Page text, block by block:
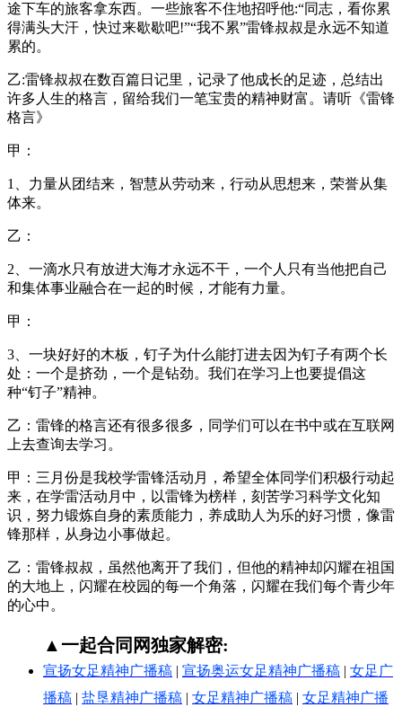
途下车的旅客拿东西。一些旅客不住地招呼他:“同志，看你累
得满头大汗，快过来歇歇吧!”“我不累”雷锋叔叔是永远不知道
累的。
乙:雷锋叔叔在数百篇日记里，记录了他成长的足迹，总结出
许多人生的格言，留给我们一笔宝贵的精神财富。请听《雷锋
格言》
甲：
1、力量从团结来，智慧从劳动来，行动从思想来，荣誉从集
体来。
乙：
2、一滴水只有放进大海才永远不干，一个人只有当他把自己
和集体事业融合在一起的时候，才能有力量。
甲：
3、一块好好的木板，钉子为什么能打进去因为钉子有两个长
处：一个是挤劲，一个是钻劲。我们在学习上也要提倡这
种“钉子”精神。
乙：雷锋的格言还有很多很多，同学们可以在书中或在互联网
上去查询去学习。
甲：三月份是我校学雷锋活动月，希望全体同学们积极行动起
来，在学雷活动月中，以雷锋为榜样，刻苦学习科学文化知
识，努力锻炼自身的素质能力，养成助人为乐的好习惯，像雷
锋那样，从身边小事做起。
乙：雷锋叔叔，虽然他离开了我们，但他的精神却闪耀在祖国
的大地上，闪耀在校园的每一个角落，闪耀在我们每个青少年
的心中。
▲一起合同网独家解密:
宣扬女足精神广播稿 | 宣扬奥运女足精神广播稿 | 女足广
播稿 | 盐垦精神广播稿 | 女足精神广播稿 | 女足精神广播